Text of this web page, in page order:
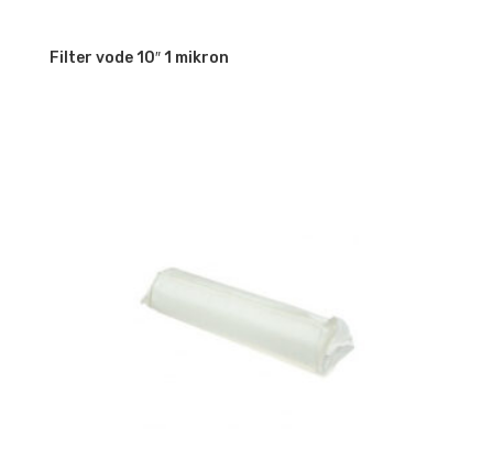
Filter vode 10″ 1 mikron